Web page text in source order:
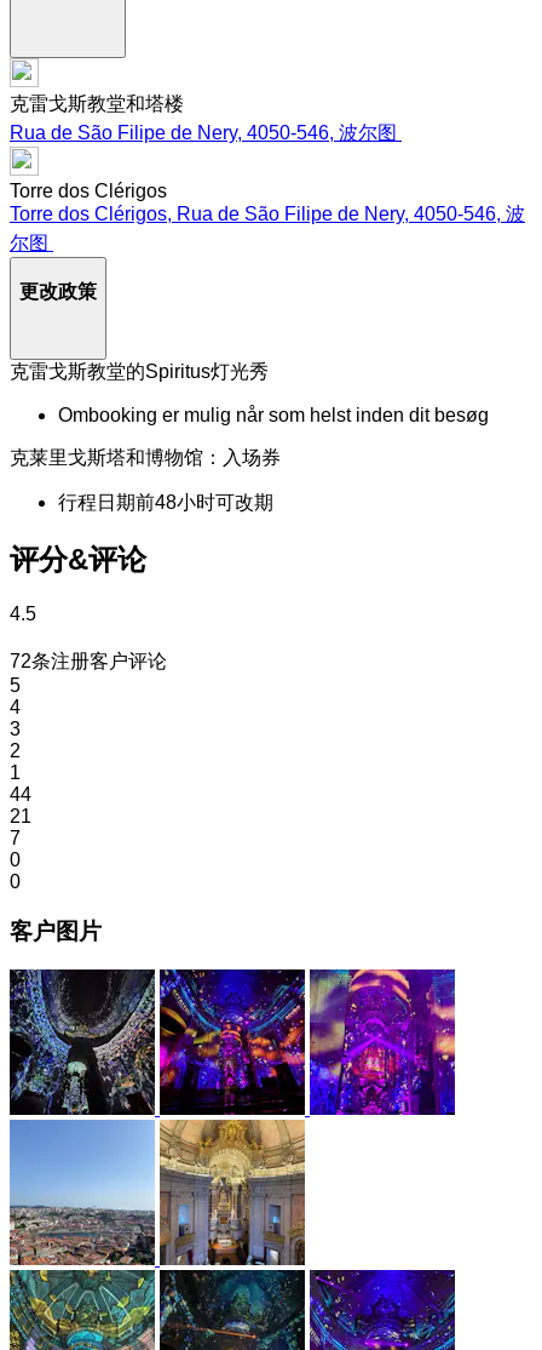
克雷戈斯教堂和塔楼
Rua de São Filipe de Nery, 4050-546, 波尔图
Torre dos Clérigos
Torre dos Clérigos, Rua de São Filipe de Nery, 4050-546, 波
尔图
更改政策
克雷戈斯教堂的Spiritus灯光秀
Ombooking er mulig når som helst inden dit besøg
克莱里戈斯塔和博物馆：入场券
行程日期前48小时可改期
评分&评论
4.5
72条注册客户评论
5
4
3
2
1
44
21
7
0
0
客户图片